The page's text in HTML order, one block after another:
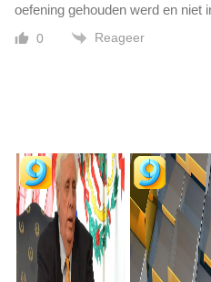
oefening gehouden werd en niet
0 Reageer